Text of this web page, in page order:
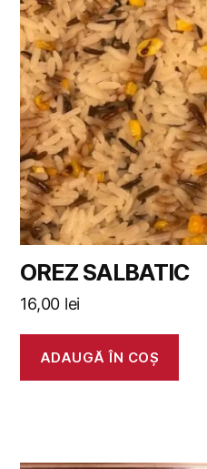
OREZ SALBATIC
16,00 lei
ADAUGĂ ÎN COȘ